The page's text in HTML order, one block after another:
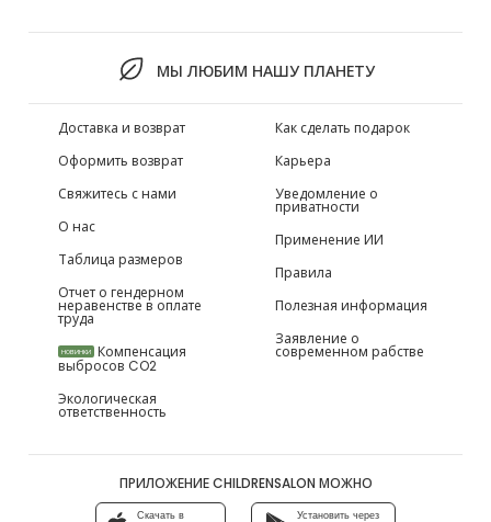
МЫ ЛЮБИМ НАШУ ПЛАНЕТУ
Доставка и возврат
Оформить возврат
Свяжитесь с нами
О нас
Таблица размеров
Отчет о гендерном
неравенстве в оплате
труда
НОВИНКИ Компенсация
выбросов CO2
Экологическая
ответственность
Как сделать подарок
Карьера
Уведомление о
приватности
Применение ИИ
Правила
Полезная информация
Заявление о
современном рабстве
ПРИЛОЖЕНИЕ CHILDRENSALON МОЖНО
Скачать в Установить через